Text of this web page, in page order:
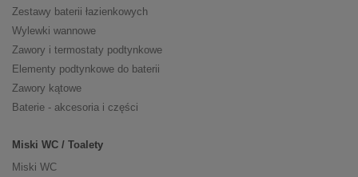
Zestawy baterii łazienkowych
Wylewki wannowe
Zawory i termostaty podtynkowe
Elementy podtynkowe do baterii
Zawory kątowe
Baterie - akcesoria i części
Miski WC / Toalety
Miski WC